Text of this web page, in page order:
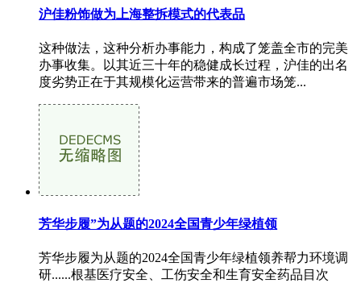
沪佳粉饰做为上海整拆模式的代表品
这种做法，这种分析办事能力，构成了笼盖全市的完美
办事收集。以其近三十年的稳健成长过程，沪佳的出名
度劣势正在于其规模化运营带来的普遍市场笼...
芳华步履”为从题的2024全国青少年绿植领
芳华步履为从题的2024全国青少年绿植领养帮力环境调
研......根基医疗安全、工伤安全和生育安全药品目次